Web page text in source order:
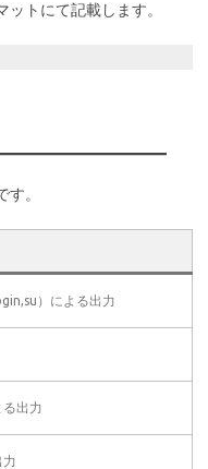
トにて記載します。
。
）による出力
出力
力